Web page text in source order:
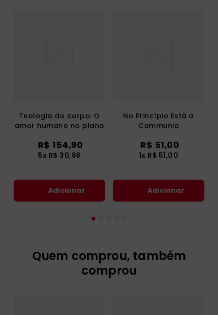
Teologia do corpo: O
amor humano no plano
R$ 154,90
5x R$ 30,98
Adicionar
No Princípio Está a
Communio
R$ 51,00
1x R$ 51,00
Adicionar
Quem comprou, também
comprou